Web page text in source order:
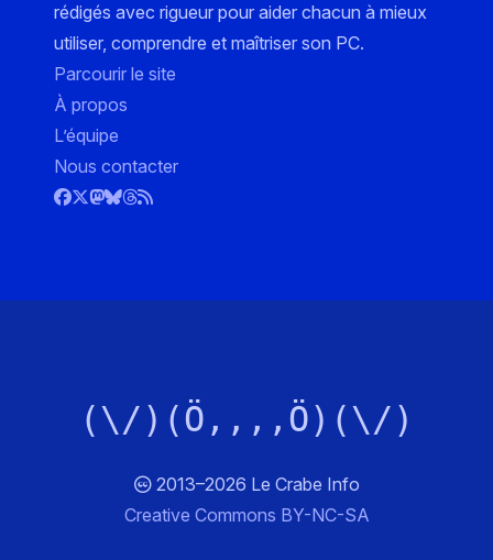
rédigés avec rigueur pour aider chacun à mieux
utiliser, comprendre et maîtriser son PC.
Parcourir le site
À propos
L’équipe
Nous contacter
(\/)(Ö,,,,Ö)(\/)
2013–2026 Le Crabe Info
Creative Commons BY-NC-SA